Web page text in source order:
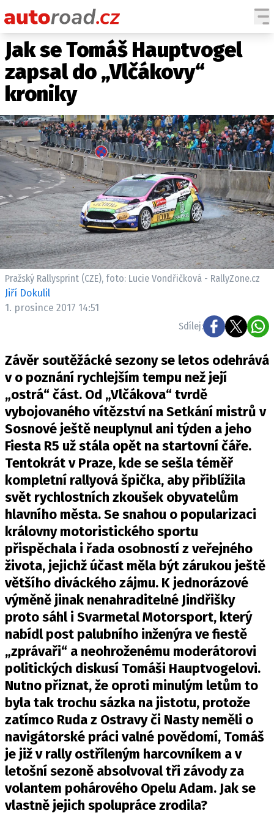
AUTA
TESTY AUT
SPY
HISTORIE
ZAJÍMAVOSTI
TECHNIKA
EKONOMIKA
ČESKÝ TRH
TUNING
PROFI
ELEKTRO
NOVINKY ZE SVĚTA EV
TESTY ELEKTROMOBILŮ
RALLY
OSTATNÍ
ROZHOVORY
DAKAR
Z DOMOVA
ZE SVĚTA
MOTORSPORT
PIT LANE
ČEŠI V AKCI
FIA CEZ & POHÁRY
MEZINÁRODNÍ SCÉNA
SLEDUJTE NÁS NA|
Máte příběh, fotku nebo video?
Pošlete e-mail na autoroad.cz
ETICKÝ KODEX
KONTAKT
VYDAVATEL
INZERCE
OSOBNÍ ÚDAJE / COOKIES
Jak se Tomáš Hauptvogel
zapsal do „Vlčákovy“
kroniky
Pražský Rallysprint (CZE), foto: Lucie Vondřičková - RallyZone.cz
Jiří Dokulil
1. prosince 2017 14:51
Sdílej:
Závěr soutěžácké sezony se letos odehrává
v o poznání rychlejším tempu než její
„ostrá“ část. Od „Vlčákova“ tvrdě
vybojovaného vítězství na Setkání mistrů v
Sosnové ještě neuplynul ani týden a jeho
Fiesta R5 už stála opět na startovní čáře.
Tentokrát v Praze, kde se sešla téměř
kompletní rallyová špička, aby přiblížila
svět rychlostních zkoušek obyvatelům
hlavního města. Se snahou o popularizaci
královny motoristického sportu
přispěchala i řada osobností z veřejného
života, jejichž účast měla být zárukou ještě
většího diváckého zájmu. K jednorázové
výměně jinak nenahraditelné Jindřišky
proto sáhl i Svarmetal Motorsport, který
nabídl post palubního inženýra ve fiestě
„zprávaři“ a neohroženému moderátorovi
politických diskusí Tomáši Hauptvogelovi.
Nutno přiznat, že oproti minulým letům to
byla tak trochu sázka na jistotu, protože
zatímco Ruda z Ostravy či Nasty neměli o
navigátorské práci valné povědomí, Tomáš
je již v rally ostříleným harcovníkem a v
letošní sezoně absolvoval tři závody za
volantem pohárového Opelu Adam. Jak se
vlastně jejich spolupráce zrodila?